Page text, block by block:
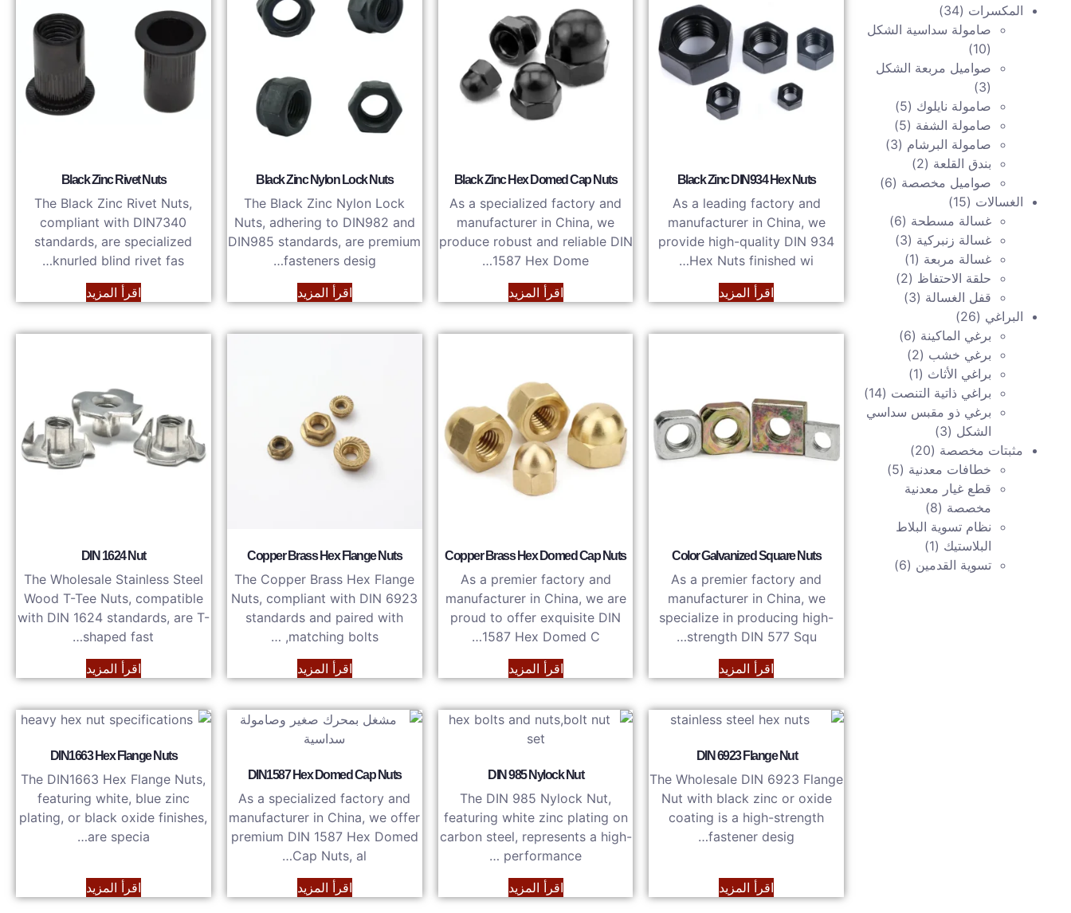
المكسرات (34)
صامولة سداسية الشكل
(10)
صواميل مربعة الشكل
(3)
صامولة نايلوك (5)
صامولة الشفة (5)
صامولة البرشام (3)
بندق القلعة (2)
صواميل مخصصة (6)
الغسالات (15)
غسالة مسطحة (6)
غسالة زنبركية (3)
غسالة مربعة (1)
حلقة الاحتفاظ (2)
قفل الغسالة (3)
البراغي (26)
برغي الماكينة (6)
برغي خشب (2)
براغي الأثاث (1)
براغي ذاتية التنصت (14)
برغي ذو مقبس سداسي
الشكل (3)
مثبتات مخصصة (20)
خطافات معدنية (5)
قطع غيار معدنية
مخصصة (8)
نظام تسوية البلاط
البلاستيك (1)
تسوية القدمين (6)
Black Zinc DIN934 Hex Nuts
As a leading factory and
manufacturer in China, we
provide high-quality DIN 934
Hex Nuts finished wi…
اقرأ المزيد
Black Zinc Hex Domed Cap Nuts
As a specialized factory and
manufacturer in China, we
produce robust and reliable DIN
1587 Hex Dome…
اقرأ المزيد
Black Zinc Nylon Lock Nuts
The Black Zinc Nylon Lock
Nuts, adhering to DIN982 and
DIN985 standards, are premium
fasteners desig…
اقرأ المزيد
Black Zinc Rivet Nuts
The Black Zinc Rivet Nuts,
compliant with DIN7340
standards, are specialized
knurled blind rivet fas…
اقرأ المزيد
Color Galvanized Square Nuts
As a premier factory and
manufacturer in China, we
specialize in producing high-
strength DIN 577 Squ…
اقرأ المزيد
Copper Brass Hex Domed Cap Nuts
As a premier factory and
manufacturer in China, we are
proud to offer exquisite DIN
1587 Hex Domed C…
اقرأ المزيد
Copper Brass Hex Flange Nuts
The Copper Brass Hex Flange
Nuts, compliant with DIN 6923
standards and paired with
matching bolts, …
اقرأ المزيد
DIN 1624 Nut
The Wholesale Stainless Steel
Wood T-Tee Nuts, compatible
with DIN 1624 standards, are T-
shaped fast…
اقرأ المزيد
DIN 6923 Flange Nut
The Wholesale DIN 6923 Flange
Nut with black zinc or oxide
coating is a high-strength
fastener desig…
اقرأ المزيد
DIN 985 Nylock Nut
The DIN 985 Nylock Nut,
featuring white zinc plating on
carbon steel, represents a high-
performance …
اقرأ المزيد
DIN1587 Hex Domed Cap Nuts
As a specialized factory and
manufacturer in China, we offer
premium DIN 1587 Hex Domed
Cap Nuts, al…
اقرأ المزيد
DIN1663 Hex Flange Nuts
The DIN1663 Hex Flange Nuts,
featuring white, blue zinc
plating, or black oxide finishes,
are specia…
اقرأ المزيد